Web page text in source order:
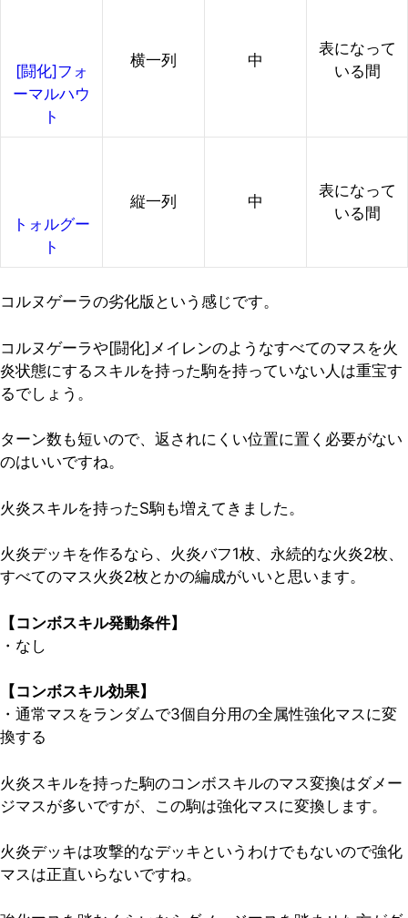
[闘化]フォ
ーマルハウ
ト
横一列 中
表になって
いる間
トォルグー
ト
縦一列 中
表になって
いる間
コルヌゲーラの劣化版という感じです。
コルヌゲーラや[闘化]メイレンのようなすべてのマスを火
炎状態にするスキルを持った駒を持っていない人は重宝す
るでしょう。
ターン数も短いので、返されにくい位置に置く必要がない
のはいいですね。
火炎スキルを持ったS駒も増えてきました。
火炎デッキを作るなら、火炎バフ1枚、永続的な火炎2枚、
すべてのマス火炎2枚とかの編成がいいと思います。
【コンボスキル発動条件】
・なし
【コンボスキル効果】
・通常マスをランダムで3個自分用の全属性強化マスに変
換する
火炎スキルを持った駒のコンボスキルのマス変換はダメー
ジマスが多いですが、この駒は強化マスに変換します。
火炎デッキは攻撃的なデッキというわけでもないので強化
マスは正直いらないですね。